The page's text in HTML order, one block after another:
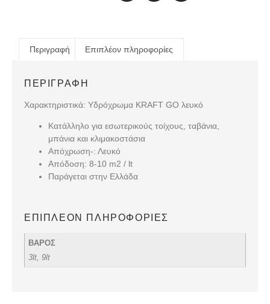
Περιγραφή Επιπλέον πληροφορίες
ΠΕΡΙΓΡΑΦΉ
Χαρακτηριστικά: Υδρόχρωμα KRAFT GO λευκό
Κατάλληλο για εσωτερικούς τοίχους, ταβάνια,
μπάνια και κλιμακοστάσια
Απόχρωση-: Λευκό
Απόδοση: 8-10 m2 / lt
Παράγεται στην Ελλάδα
ΕΠΙΠΛΈΟΝ ΠΛΗΡΟΦΟΡΊΕΣ
ΒΑΡΟΣ
3lt, 9lt